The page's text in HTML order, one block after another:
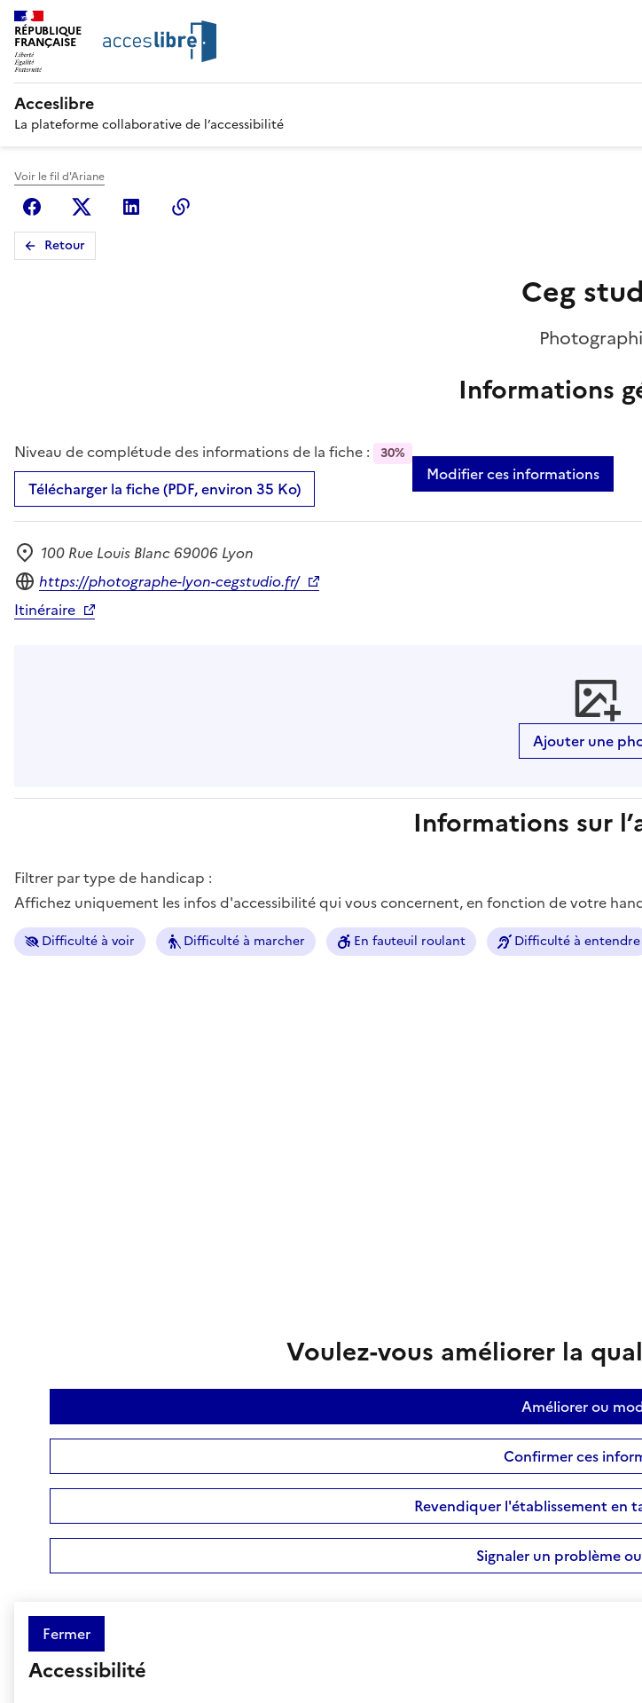
RÉPUBLIQUE
FRANÇAISE
Acceslibre
La plateforme collaborative de l’accessibilité
Voir le fil d'Ariane
FacebookX (anciennement Twitter)
Linkedin
Retour
Ceg
Informations
Niveau de complétude des informations de la fiche : 30%
Télécharger la fiche (PDF, environ 35 Ko)
Modifier ces informations
Adresse
100 Rue Louis Blanc 69006 Lyon
Site internet
https://photographe-lyon-cegstudio.fr/
Itinéraire
Ajouter une
Informations sur
Filtrer par type de handicap :
Affichez uniquement les infos d'accessibilité qui vous concernent, en fonction de votre
Difficulté à voir Difficulté à marcher En fauteuil roulant Difficulté à entendre
Voulez-vous améliorer la
Améliorer ou
Confirmer ces
Revendiquer l'établissement en
Signaler un problème
Fermer
Accessibilité